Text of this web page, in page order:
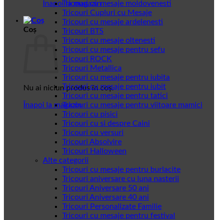
Înapoi la magazin
Coș
Nu ai niciun produs în coș.
Înapoi la magazin
Tricouri cu mesaje moldovenesti
Tricouri Cupluri cu Mesaje
Tricouri cu mesaje ardelenesti
Tricouri BTS
Tricouri cu mesaje oltenesti
Tricouri cu mesaje pentru sefu
Tricouri ROCK
Tricouri Metallica
Tricouri cu mesaje pentru iubita
Tricouri cu mesaje pentru iubit
Tricouri cu mesaje pentru tatici
Tricouri cu mesaje pentru viitoare mamici
Tricouri cu pisici
Tricouri cu si despre Caini
Tricouri cu versuri
Tricouri Absolvire
Tricouri Halloween
Alte categorii
Tricouri cu mesaje pentru burlacite
Tricouri aniversare cu luna nasterii
Tricouri Aniversare 50 ani
Tricouri Aniversare 40 ani
Tricouri Personalizate Familie
Tricouri cu mesaje pentru festival